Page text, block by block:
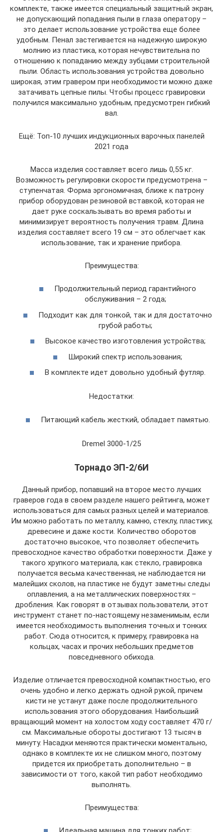
комплекте, также имеется специальный защитный экран,
не допускающий попадания пыли в глаза оператору –
это делает использование устройства еще более
удобным. Пенал застегивается на надежную широкую
молнию из пластика, которая нечувствительна по
отношению к попаданию между зубцами строительной
пыли. Область использования устройства довольно
широкая, этим гравером при необходимости можно даже
затачивать цепные пилы. Чтобы процесс гравировки
получился максимально удобным, предусмотрен гибкий
вал.
Ещё: Топ-10 лучших индукционных варочных панелей
2021 года
Масса изделия составляет всего лишь 0,55 кг.
Возможность регулировки скорости предусмотрена –
ступенчатая. Форма эргономичная, ближе к патрону
прибор оборудован резиновой вставкой, которая не
дает руке соскальзывать во время работы и
минимизирует вероятность получения травм. Длина
изделия составляет всего 19 см – это облегчает как
использование, так и хранение прибора.
Преимущества:
Продолжительный период гарантийного
обслуживания – 2 года;
Подходит как для тонкой, так и для достаточно
грубой работы;
Высокое качество изготовления устройства;
Широкий спектр использования;
В комплекте идет довольно удобный футляр.
Недостатки:
Питающий кабель жесткий, обладает памятью.
Dremel 3000-1/25
Торнадо ЭП-2/6И
Данный прибор, попавший на второе место лучших
граверов года в своем разделе нашего рейтинга, может
использоваться для самых разных целей и материалов.
Им можно работать по металлу, камню, стеклу, пластику,
древесине и даже кости. Количество оборотов
достаточно высокое, что позволяет обеспечить
превосходное качество обработки поверхности. Даже у
такого хрупкого материала, как стекло, гравировка
получается весьма качественная, не наблюдается ни
малейших сколов, на пластике не будут заметны следы
оплавления, а на металлических поверхностях –
дробления. Как говорят в отзывах пользователи, этот
инструмент станет по-настоящему незаменимым, если
имеется необходимость выполнения точных и тонких
работ. Сюда относится, к примеру, гравировка на
кольцах, часах и прочих небольших предметов
повседневного обихода.
Изделие отличается превосходной компактностью, его
очень удобно и легко держать одной рукой, причем
кисти не устанут даже после продолжительного
использования этого оборудования. Наибольший
вращающий момент на холостом ходу составляет 470 г/
см. Максимальные обороты достигают 13 тысяч в
минуту. Насадки меняются практически моментально,
однако в комплекте их не слишком много, поэтому
придется их приобретать дополнительно – в
зависимости от того, какой тип работ необходимо
выполнять.
Преимущества: